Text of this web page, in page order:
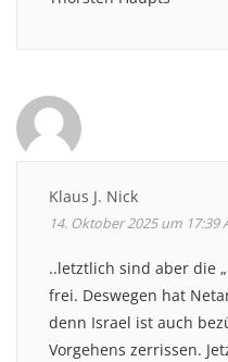
Klaus J. Nick
14. Oktober 2025 um 17:39
..letztlich sind aber die
frei. Deswegen hat
denn Israel ist auch
Vorgehens zerrissen.